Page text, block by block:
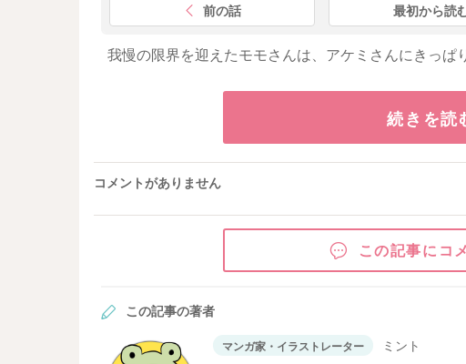
前の話 最初から読
我慢の限界を迎えたモモさんは、アケミさんにきっぱ
続きを読
コメントがありません
この記事にコ
この記事の著者
マンガ家・イラストレーター ミント